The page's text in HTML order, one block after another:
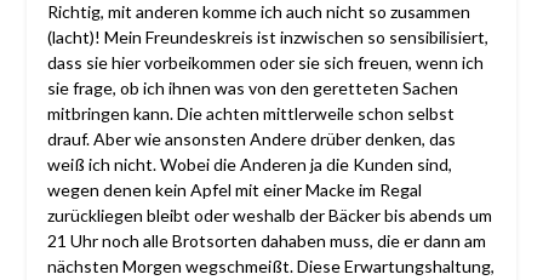
Richtig, mit anderen komme ich auch nicht so zusammen
(lacht)! Mein Freundeskreis ist inzwischen so sensibilisiert,
dass sie hier vorbeikommen oder sie sich freuen, wenn ich
sie frage, ob ich ihnen was von den geretteten Sachen
mitbringen kann. Die achten mittlerweile schon selbst
drauf. Aber wie ansonsten Andere drüber denken, das
weiß ich nicht. Wobei die Anderen ja die Kunden sind,
wegen denen kein Apfel mit einer Macke im Regal
zurückliegen bleibt oder weshalb der Bäcker bis abends um
21 Uhr noch alle Brotsorten dahaben muss, die er dann am
nächsten Morgen wegschmeißt. Diese Erwartungshaltung,